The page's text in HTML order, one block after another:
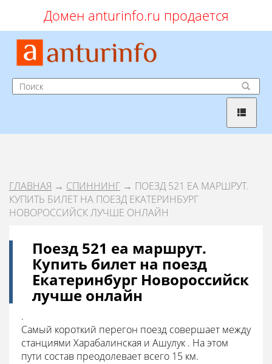
Домен anturinfo.ru продается
ГЛАВНАЯ → СПИННИНГ → ПОЕЗД 521 ЕА МАРШРУТ.
КУПИТЬ БИЛЕТ НА ПОЕЗД ЕКАТЕРИНБУРГ
НОВОРОССИЙСК ЛУЧШЕ ОНЛАЙН
Поезд 521 еа маршрут.
Купить билет на поезд
Екатеринбург Новороссийск
лучше онлайн
.
Самый короткий перегон поезд совершает между
станциями Харабалинская и Ашулук . На этом
пути состав преодолевает всего 15 км.